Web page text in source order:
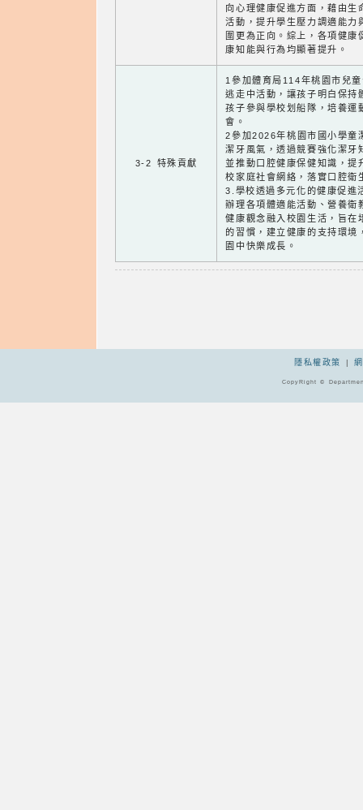
向心理健康促進方面，藉由生
活動，提升學生壓力調適能力
圍更為正向。綜上，各項健
康知能與行為均顯著提升。
3-2 特殊貢獻
1參加體育局114年桃園市兒
逃走中活動，讓孩子明白保持
孩子參與學校划船隊，培養運
會。
2參加2026年桃園市國小學童
潔牙風氣，透過競賽強化潔牙
並推動口腔健康保健知識，提
校家庭社會網絡，落實口腔衛
3.學校透過多元化的健康促進
辦理各項體適能活動、營養衛
健康觀念融入校園生活，旨在
的習慣，建立健康的支持環境
園中快樂成長。
隱私權政策 |
CopyRight ©